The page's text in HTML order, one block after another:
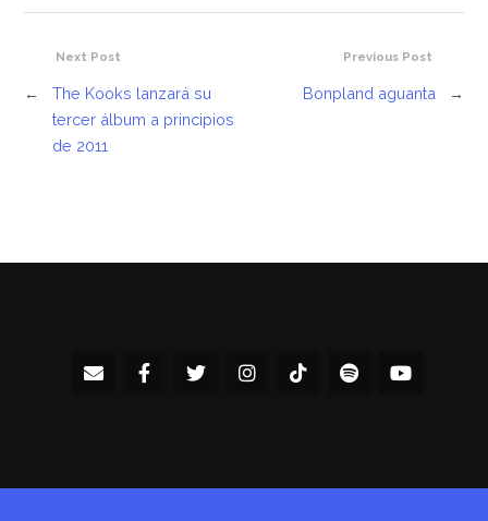
Previous Post
Bonpland aguanta →
Next Post
←
The Kooks lanzará su
tercer álbum a principios
de 2011